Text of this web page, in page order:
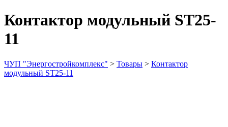
Контактор модульный ST25-
11
ЧУП "Энергостройкомплекс" > Товары > Контактор
модульный ST25-11